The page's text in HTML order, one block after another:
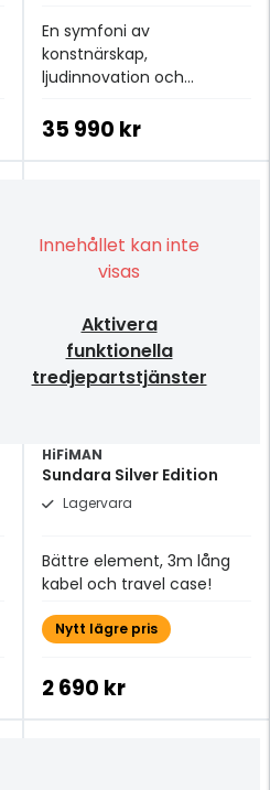
En symfoni av
konstnärskap,
ljudinnovation och
35 990 kr
Innehållet kan inte
visas
Aktivera
funktionella
tredjepartstjänster
HiFiMAN
Sundara Silver Edition
Lagervara
Bättre element, 3m lång
kabel och travel case!
Nytt lägre pris
2 690 kr